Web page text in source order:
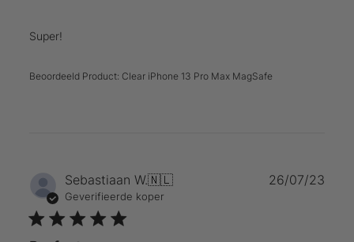
Super!
Beoordeeld Product: Clear iPhone 13 Pro Max MagSafe
Sebastiaan W.🇳🇱
Geverifieerde koper
26/07/23